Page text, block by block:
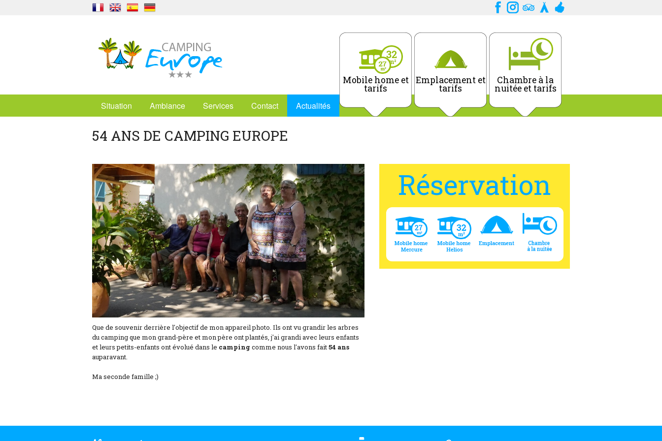
Situation Ambiance Services Contact Actualités
Mobile home et
tarifs
Emplacement et
tarifs
Chambre à la
nuitée et tarifs
54 ANS DE CAMPING EUROPE
Que de souvenir derrière l'objectif de mon appareil photo. Ils ont vu grandir les arbres
du camping que mon grand-père et mon père ont plantés, j'ai grandi avec leurs enfants
et leurs petits-enfants ont évolué dans le camping comme nous l'avons fait54 ans
auparavant.
Ma seconde famille ;)
Réservation